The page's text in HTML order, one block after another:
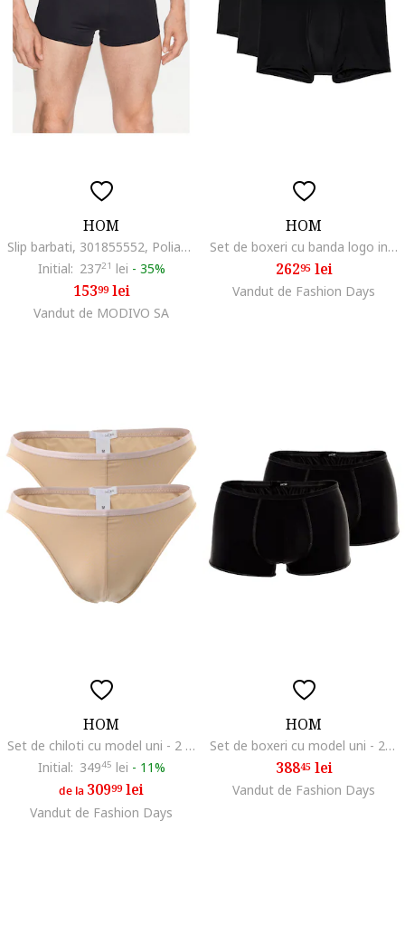
HOM
Slip barbati, 301855552, Poliamida/Elastan, Negru, Negru
Initial: 23721 lei - 35%
15399lei
Vandut de MODIVO SA
HOM
Set de boxeri cu banda logo in talie - 3 perechi, Negru
26295lei
Vandut de Fashion Days
HOM
Set de chiloti cu model uni - 2 Perechi, Bej
Initial: 34945 lei - 11%
de la 30999lei
Vandut de Fashion Days
HOM
Set de boxeri cu model uni - 2 Perechi, Negru
38845lei
Vandut de Fashion Days